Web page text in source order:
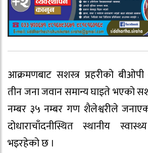
आक्रमणबाट सशस्त्र प्रहरीको बीओपी
तीन जना जवान समान्य घाइते भएको
नम्बर ३५ नम्बर गण शैलेश्वरीले
दोधाराचाँदनीस्थित स्थानीय
भइरहेको छ ।